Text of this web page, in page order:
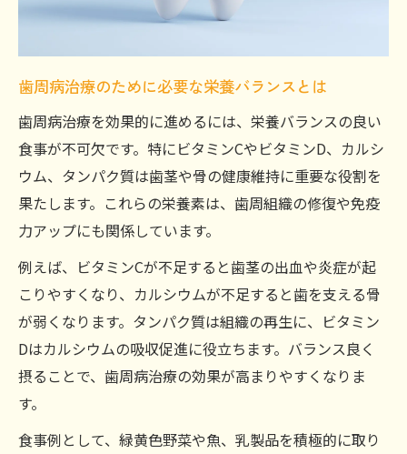
地元で無理なく続ける歯周病治療の食事法
歯周病治療のために必要な栄養バランスとは
歯周病治療を効果的に進めるには、栄養バランスの良い
食事が不可欠です。特にビタミンCやビタミンD、カルシ
ウム、タンパク質は歯茎や骨の健康維持に重要な役割を
果たします。これらの栄養素は、歯周組織の修復や免疫
力アップにも関係しています。
例えば、ビタミンCが不足すると歯茎の出血や炎症が起
こりやすくなり、カルシウムが不足すると歯を支える骨
が弱くなります。タンパク質は組織の再生に、ビタミン
Dはカルシウムの吸収促進に役立ちます。バランス良く
摂ることで、歯周病治療の効果が高まりやすくなりま
す。
食事例として、緑黄色野菜や魚、乳製品を積極的に取り